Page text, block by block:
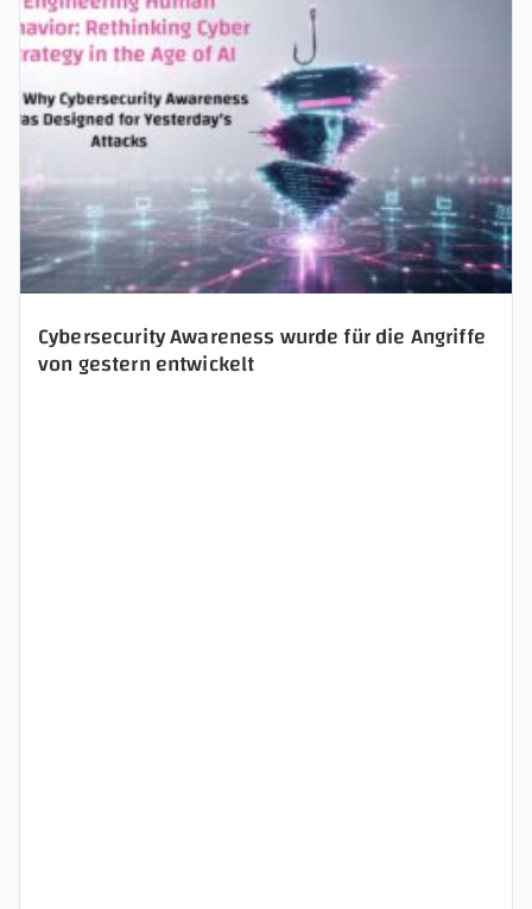
s
f
e
e
m
p
t
y
.
Cybersecurity Awareness wurde für die Angriffe
von gestern entwickelt